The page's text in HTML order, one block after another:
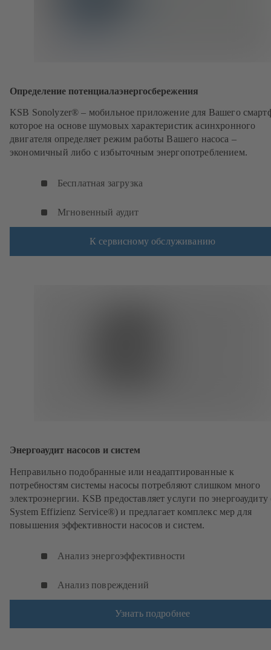
Определение потенциалаэнергосбережения
KSB Sonolyzer® – мобильное приложение для Вашего
которое на основе шумовых характеристик асинхронного
двигателя определяет режим работы Вашего насоса –
экономичный либо с избыточным энергопотреблением.
Бесплатная загрузка
Мгновенный аудит
К сервисному обслуживанию
Энергоаудит насосов и систем
Неправильно подобранные или неадаптированные к
потребностям системы насосы потребляют слишком много
электроэнергии. KSB предоставляет услуги по энергоаудиту
System Effizienz Service®) и предлагает комплекс мер для
повышения эффективности насосов и систем.
Анализ энергоэффективности
Анализ повреждений
Узнать подробнее